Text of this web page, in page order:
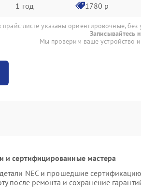
1 год 1780 р
листе указаны ориентировочные, без
Записывайтесь
Мы проверим ваше устройство
и сертифицированные мастера
NEC и прошедшие
после ремонта и сохранение